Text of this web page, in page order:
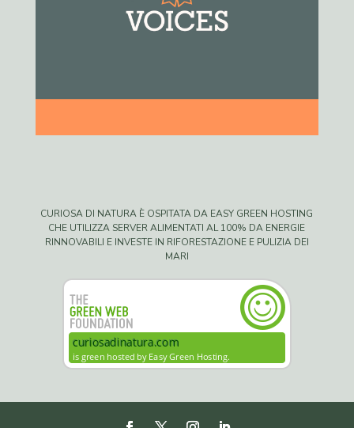
CURIOSA DI NATURA È OSPITATA DA EASY GREEN HOSTING
CHE UTILIZZA SERVER ALIMENTATI AL 100% DA ENERGIE
RINNOVABILI E INVESTE IN RIFORESTAZIONE E PULIZIA DEI
MARI